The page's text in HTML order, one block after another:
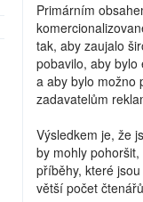
Primárním
tak, aby zaujalo
pobavilo, aby bylo
a aby bylo možno
zadavatelům
Výsledkem je, že
by mohly
příběhy, které
větší počet